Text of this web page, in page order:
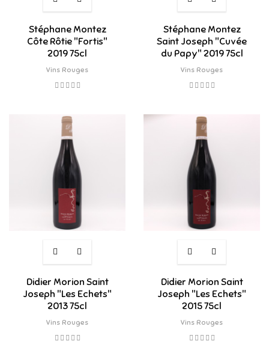
Stéphane Montez
Côte Rôtie "Fortis"
2019 75cl
Vins Rouges
Stéphane Montez
Saint Joseph "Cuvée
du Papy" 2019 75cl
Vins Rouges
Didier Morion Saint
Joseph "Les Echets"
2013 75cl
Vins Rouges
Didier Morion Saint
Joseph "Les Echets"
2015 75cl
Vins Rouges